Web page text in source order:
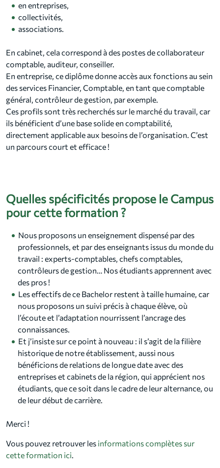
en entreprises,
collectivités,
associations.
En cabinet, cela correspond à des postes de collaborateur
comptable, auditeur, conseiller.
En entreprise, ce diplôme donne accès aux fonctions au sein
des services Financier, Comptable, en tant que comptable
général, contrôleur de gestion, par exemple.
Ces profils sont très recherchés sur le marché du travail, car
ils bénéficient d’une base solide en comptabilité,
directement applicable aux besoins de l’organisation. C’est
un parcours court et efficace !
Quelles spécificités propose le Campus
pour cette formation ?
Nous proposons un enseignement dispensé par des
professionnels, et par des enseignants issus du monde du
travail : experts-comptables, chefs comptables,
contrôleurs de gestion… Nos étudiants apprennent avec
des pros !
Les effectifs de ce Bachelor restent à taille humaine, car
nous proposons un suivi précis à chaque élève, où
l’écoute et l’adaptation nourrissent l’ancrage des
connaissances.
Et j’insiste sur ce point à nouveau : il s’agit de la filière
historique de notre établissement, aussi nous
bénéficions de relations de longue date avec des
entreprises et cabinets de la région, qui apprécient nos
étudiants, que ce soit dans le cadre de leur alternance, ou
de leur début de carrière.
Merci !
Vous pouvez retrouver les informations complètes sur
cette formation ici.